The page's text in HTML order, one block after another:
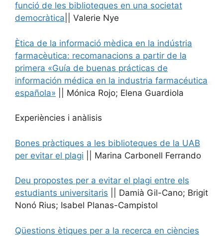
funció de les biblioteques en una societat
democràtica || Valerie Nye
Ètica de la informació mèdica en la indústria
farmacèutica: recomanacions a partir de la
primera «Guía de buenas prácticas de
información médica en la industria farmacéutica
española» || Mónica Rojo; Elena Guardiola
Experiències i anàlisis
Bones pràctiques a les biblioteques de la UAB
per evitar el plagi || Marina Carbonell Ferrando
Deu propostes per a evitar el plagi entre els
estudiants universitaris || Damià Gil-Cano; Brigit
Nonó Rius; Isabel Planas-Campistol
Qüestions ètiques per a la recerca en ciències